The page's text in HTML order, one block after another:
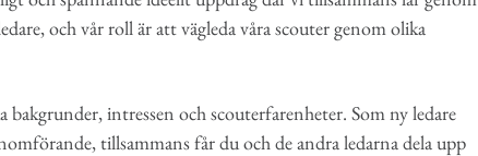
och vår roll är att vägleda våra scouter genom olika
intressen och scouterfarenheter. Som ny ledare
tillsammans får du och de andra ledarna dela upp